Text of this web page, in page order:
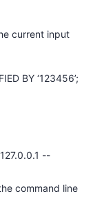
current input
BY ‘123456’;
--
command line